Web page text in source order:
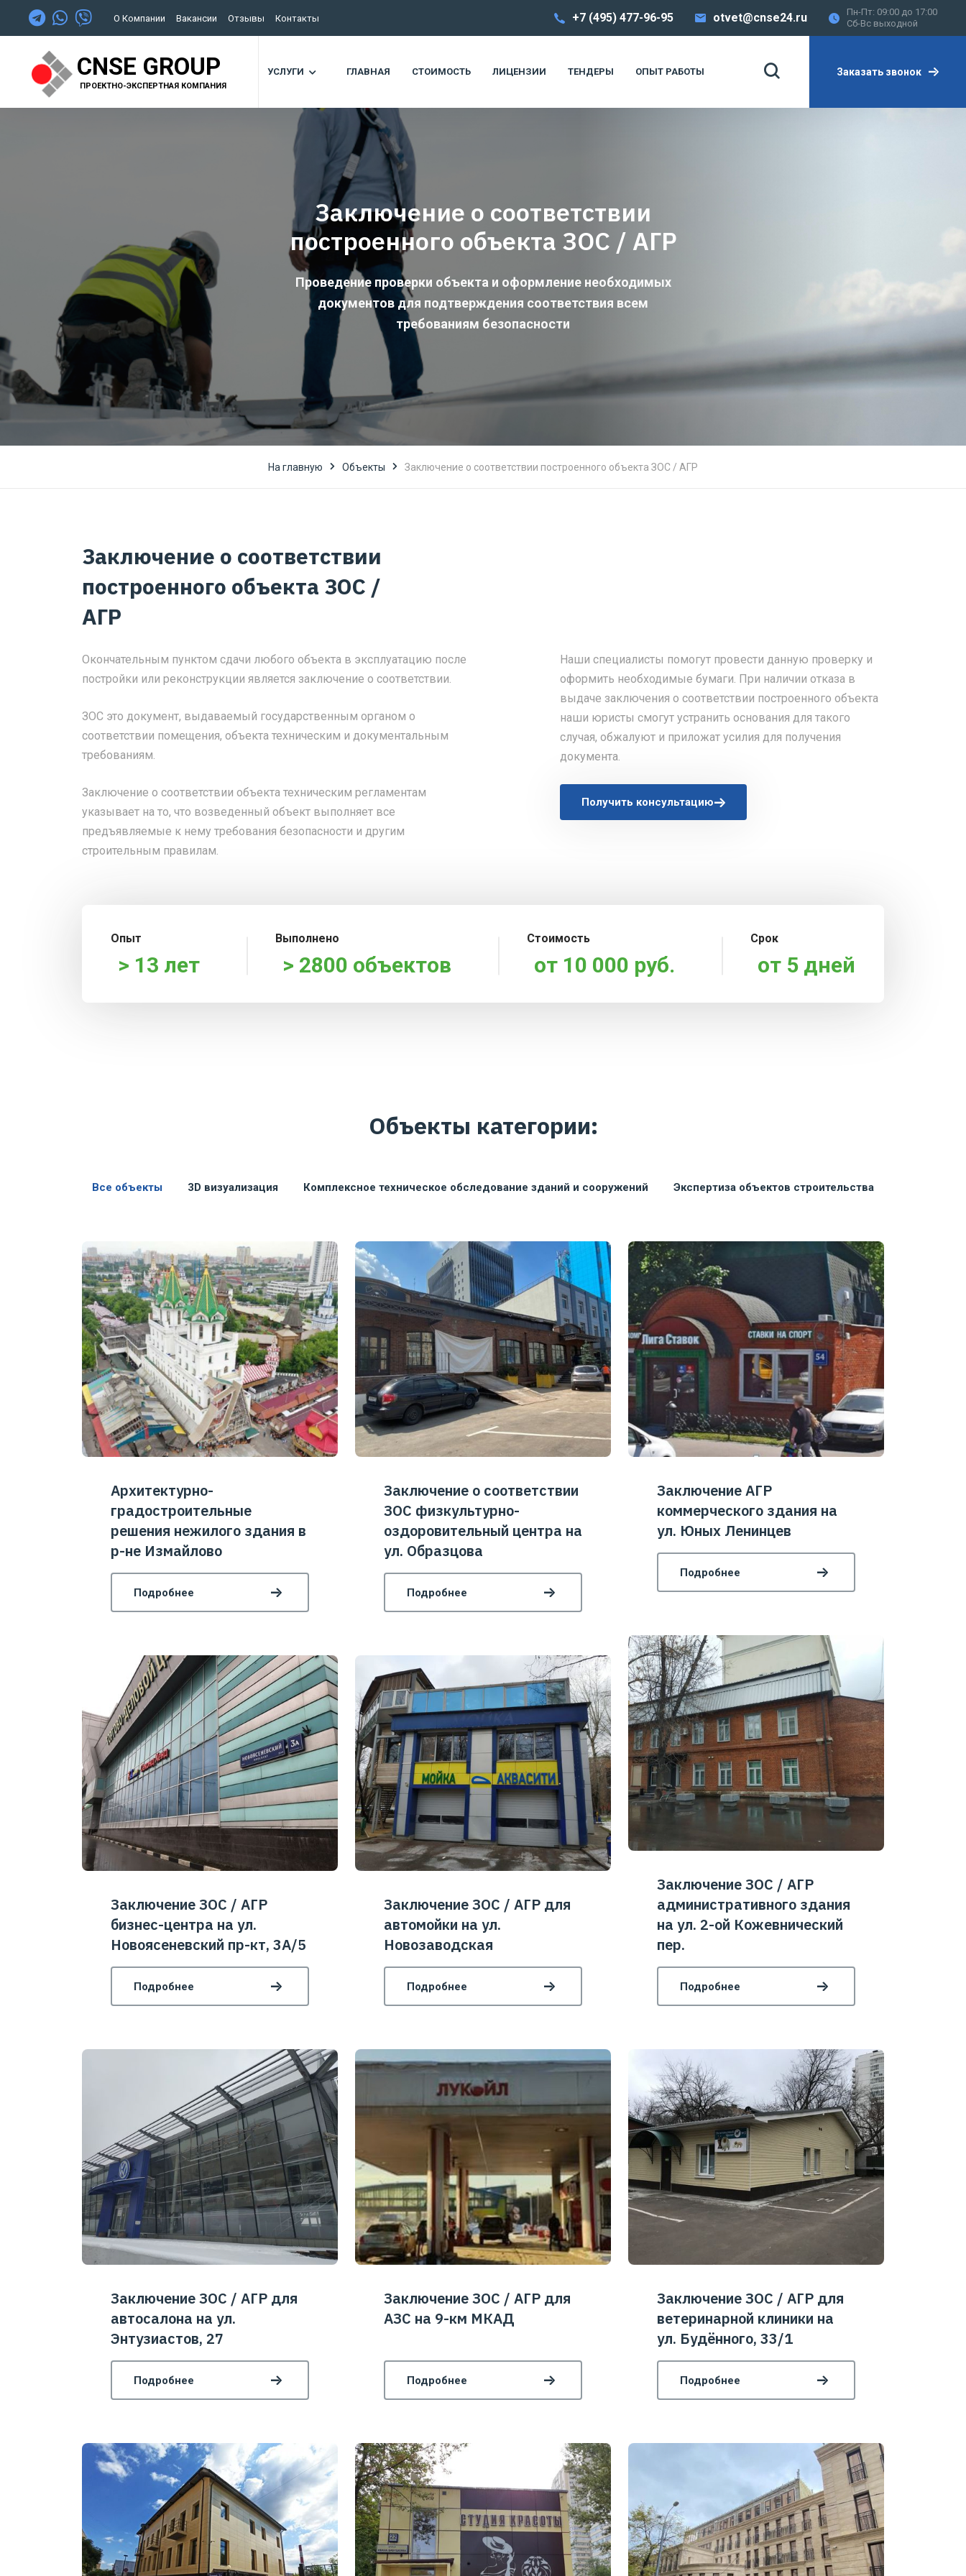
О Компании Вакансии Отзывы Контакты +7 (495) 477-96-95 otvet@cnse24.ru
Пн-Пт: 09:00 до 17:00
Сб-Вс выходной
CNSE GROUP
ПРОЕКТНО-ЭКСПЕРТНАЯ КОМПАНИЯ
УСЛУГИ ГЛАВНАЯ СТОИМОСТЬ ЛИЦЕНЗИИ ТЕНДЕРЫ ОПЫТ РАБОТЫ Заказать звонок
Заключение о соответствии
построенного объекта ЗОС / АГР
Проведение проверки объекта и оформление необходимых
документов для подтверждения соответствия всем
требованиям безопасности
На главную Объекты Заключение о соответствии построенного объекта ЗОС / АГР
Заключение о соответствии
построенного объекта ЗОС /
АГР
Окончательным пунктом сдачи любого объекта в эксплуатацию после
постройки или реконструкции является заключение о соответствии.
ЗОС это документ, выдаваемый государственным органом о
соответствии помещения, объекта техническим и документальным
требованиям.
Заключение о соответствии объекта техническим регламентам
указывает на то, что возведенный объект выполняет все
предъявляемые к нему требования безопасности и другим
строительным правилам.
Наши специалисты помогут провести данную проверку и
оформить необходимые бумаги. При наличии отказа в
выдаче заключения о соответствии построенного объекта
наши юристы смогут устранить основания для такого
случая, обжалуют и приложат усилия для получения
документа.
Получить консультацию
Опыт
> 13 лет
Выполнено
> 2800 объектов
Стоимость
от 10 000 руб.
Срок
от 5 дней
Объекты категории:
Все объекты 3D визуализация Комплексное техническое обследование зданий и сооружений Экспертиза объектов строительства
Архитектурно-
градостроительные
решения нежилого здания в
р-не Измайлово
Подробнее
Заключение о соответствии
ЗОС физкультурно-
оздоровительный центра на
ул. Образцова
Подробнее
Заключение АГР
коммерческого здания на
ул. Юных Ленинцев
Подробнее
Заключение ЗОС / АГР
административного здания
на ул. 2-ой Кожевнический
пер.
Подробнее
Заключение ЗОС / АГР
бизнес-центра на ул.
Новоясеневский пр-кт, 3А/5
Подробнее
Заключение ЗОС / АГР для
автомойки на ул.
Новозаводская
Подробнее
Заключение ЗОС / АГР для
автосалона на ул.
Энтузиастов, 27
Подробнее
Заключение ЗОС / АГР для
АЗС на 9-км МКАД
Подробнее
Заключение ЗОС / АГР для
ветеринарной клиники на
ул. Будённого, 33/1
Подробнее